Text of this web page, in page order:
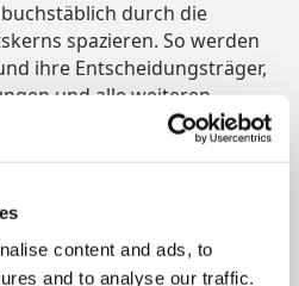
content and ads, to
and to analyse our traffic.
durch die
spazieren. So werden
ihre Entscheidungsträger,
und alle weiteren
Umsetzung des Projekts
Missverständnisse und
im Ortskern zu